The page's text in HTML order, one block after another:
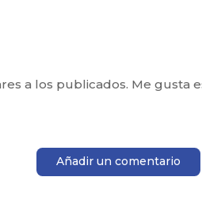
a los publicados. Me gusta
Añadir un comentario